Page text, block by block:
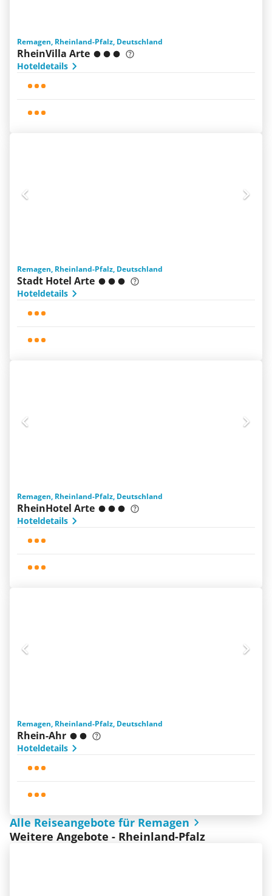
Remagen, Rheinland-Pfalz, Deutschland
RheinVilla Arte
Hoteldetails
Remagen, Rheinland-Pfalz, Deutschland
Stadt Hotel Arte
Hoteldetails
Remagen, Rheinland-Pfalz, Deutschland
RheinHotel Arte
Hoteldetails
Remagen, Rheinland-Pfalz, Deutschland
Rhein-Ahr
Hoteldetails
Alle Reiseangebote für Remagen
Weitere Angebote - Rheinland-Pfalz